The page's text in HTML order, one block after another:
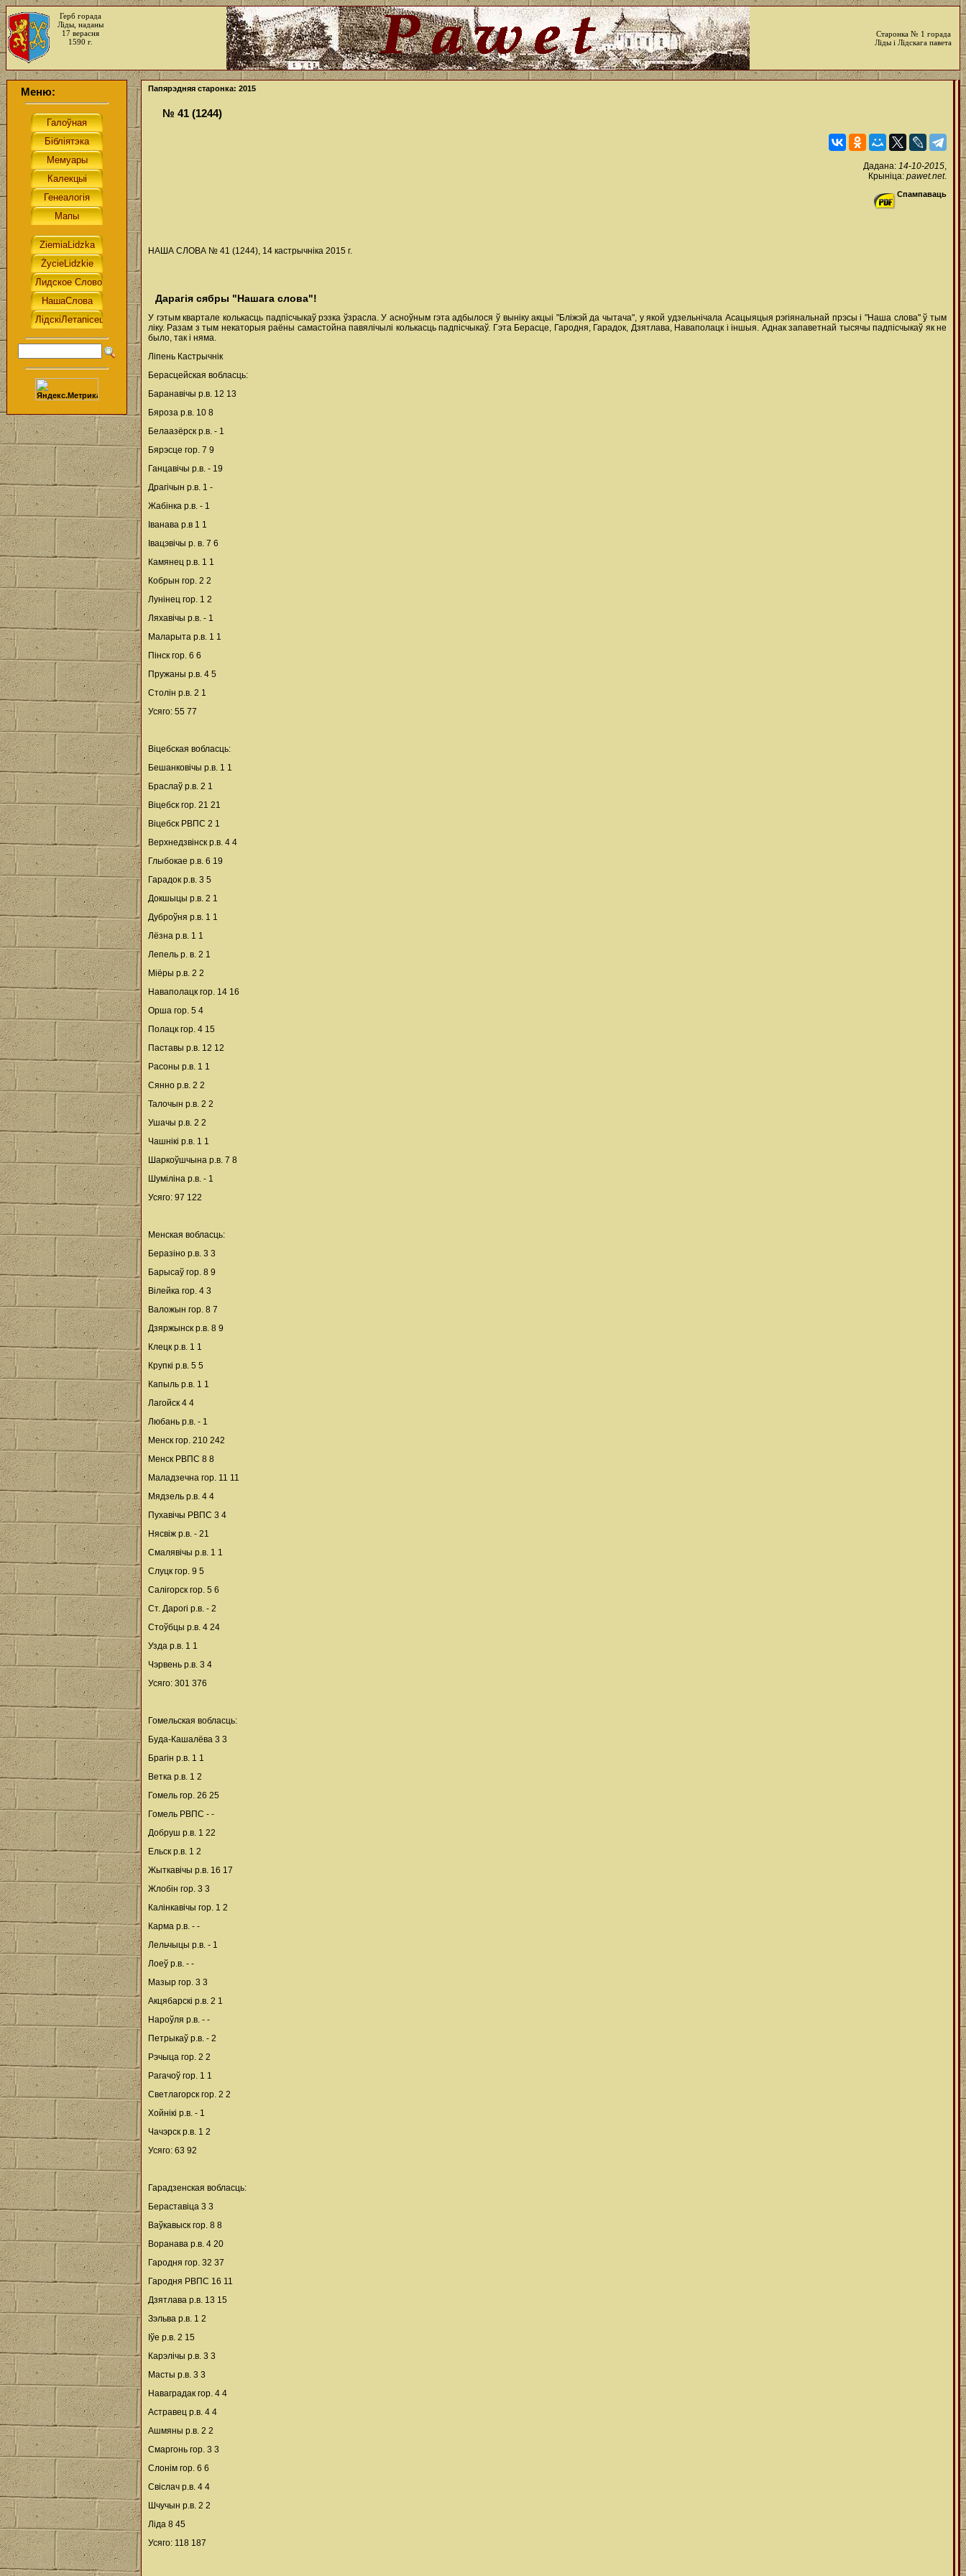
Герб горада
Ліды, наданы
17 верасня
1590 г.
Старонка № 1 горада
Ліды і Лідскага павета
Меню: Папярэдняя старонка: 2015
№ 41 (1244)
Дадана: 14-10-2015,
Крыніца: pawet.net.
Спампаваць
НАША СЛОВА № 41 (1244), 14 кастрычніка 2015 г.
Дарагія сябры "Нашага слова"!
У гэтым квартале колькасць падпісчыкаў рэзка ўзрасла. У асноўным гэта адбылося ў выніку акцыі "Бліжэй да чытача", у якой удзельнічала Асацыяцыя рэгіянальнай прэсы і "Наша слова" ў тым
ліку. Разам з тым некаторыя раёны самастойна павялічылі колькасць падпісчыкаў. Гэта Берасце, Гародня, Гарадок, Дзятлава, Наваполацк і іншыя. Аднак запаветнай тысячы падпісчыкаў як не
было, так і няма.
Ліпень Кастрычнік
Берасцейская вобласць:
Баранавічы р.в. 12 13
Бяроза р.в. 10 8
Белаазёрск р.в. - 1
Бярэсце гор. 7 9
Ганцавічы р.в. - 19
Драгічын р.в. 1 -
Жабінка р.в. - 1
Іванава р.в 1 1
Івацэвічы р. в. 7 6
Камянец р.в. 1 1
Кобрын гор. 2 2
Лунінец гор. 1 2
Ляхавічы р.в. - 1
Маларыта р.в. 1 1
Пінск гор. 6 6
Пружаны р.в. 4 5
Столін р.в. 2 1
Усяго: 55 77
Віцебская вобласць:
Бешанковічы р.в. 1 1
Браслаў р.в. 2 1
Віцебск гор. 21 21
Віцебск РВПС 2 1
Верхнедзвінск р.в. 4 4
Глыбокае р.в. 6 19
Гарадок р.в. 3 5
Докшыцы р.в. 2 1
Дуброўня р.в. 1 1
Лёзна р.в. 1 1
Лепель р. в. 2 1
Міёры р.в. 2 2
Наваполацк гор. 14 16
Орша гор. 5 4
Полацк гор. 4 15
Паставы р.в. 12 12
Расоны р.в. 1 1
Сянно р.в. 2 2
Талочын р.в. 2 2
Ушачы р.в. 2 2
Чашнікі р.в. 1 1
Шаркоўшчына р.в. 7 8
Шуміліна р.в. - 1
Усяго: 97 122
Менская вобласць:
Беразіно р.в. 3 3
Барысаў гор. 8 9
Вілейка гор. 4 3
Валожын гор. 8 7
Дзяржынск р.в. 8 9
Клецк р.в. 1 1
Крупкі р.в. 5 5
Капыль р.в. 1 1
Лагойск 4 4
Любань р.в. - 1
Менск гор. 210 242
Менск РВПС 8 8
Маладзечна гор. 11 11
Мядзель р.в. 4 4
Пухавічы РВПС 3 4
Нясвіж р.в. - 21
Смалявічы р.в. 1 1
Слуцк гор. 9 5
Салігорск гор. 5 6
Ст. Дарогі р.в. - 2
Стоўбцы р.в. 4 24
Узда р.в. 1 1
Чэрвень р.в. 3 4
Усяго: 301 376
Гомельская вобласць:
Буда-Кашалёва 3 3
Брагін р.в. 1 1
Ветка р.в. 1 2
Гомель гор. 26 25
Гомель РВПС - -
Добруш р.в. 1 22
Ельск р.в. 1 2
Жыткавічы р.в. 16 17
Жлобін гор. 3 3
Калінкавічы гор. 1 2
Карма р.в. - -
Лельчыцы р.в. - 1
Лоеў р.в. - -
Мазыр гор. 3 3
Акцябарскі р.в. 2 1
Нароўля р.в. - -
Петрыкаў р.в. - 2
Рэчыца гор. 2 2
Рагачоў гор. 1 1
Светлагорск гор. 2 2
Хойнікі р.в. - 1
Чачэрск р.в. 1 2
Усяго: 63 92
Гарадзенская вобласць:
Бераставіца 3 3
Ваўкавыск гор. 8 8
Воранава р.в. 4 20
Гародня гор. 32 37
Гародня РВПС 16 11
Дзятлава р.в. 13 15
Зэльва р.в. 1 2
Іўе р.в. 2 15
Карэлічы р.в. 3 3
Масты р.в. 3 3
Наваградак гор. 4 4
Астравец р.в. 4 4
Ашмяны р.в. 2 2
Смаргонь гор. 3 3
Слонім гор. 6 6
Свіслач р.в. 4 4
Шчучын р.в. 2 2
Ліда 8 45
Усяго: 118 187